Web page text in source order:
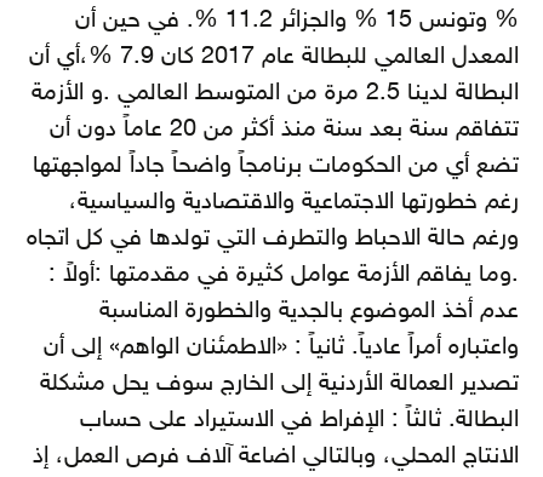
% وتونس 15 % والجزائر 11.2 %. في حين أن
المعدل العالمي للبطالة عام 2017 كان 7.9 %،أي أن
البطالة لدينا 2.5 مرة من المتوسط العالمي .و الأزمة
تتفاقم سنة بعد سنة منذ أكثر من 20 عاماً دون أن
تضع أي من الحكومات برنامجاً واضحاً جاداً لمواجهتها
رغم خطورتها الاجتماعية والاقتصادية والسياسية،
ورغم حالة الاحباط والتطرف التي تولدها في كل اتجاه
.وما يفاقم الأزمة عوامل كثيرة في مقدمتها :أولاً :
عدم أخذ الموضوع بالجدية والخطورة المناسبة
واعتباره أمراً عادياً. ثانياً : «الاطمئنان الواهم» إلى أن
تصدير العمالة الأردنية إلى الخارج سوف يحل مشكلة
البطالة. ثالثاً : الإفراط في الاستيراد على حساب
الانتاج المحلي، وبالتالي اضاعة آلاف فرص العمل، إذ